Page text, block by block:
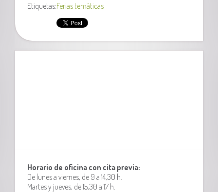
Etiquetas:Ferias temáticas
Horario de oficina con cita previa:
De lunes a viernes, de 9 a 14,30 h.
Martes y jueves, de 15,30 a 17 h.